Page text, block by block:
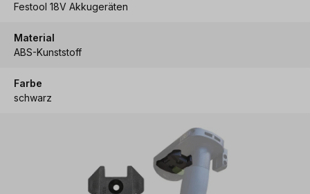
Festool 18V Akkugeräten
Material
ABS-Kunststoff
Farbe
schwarz